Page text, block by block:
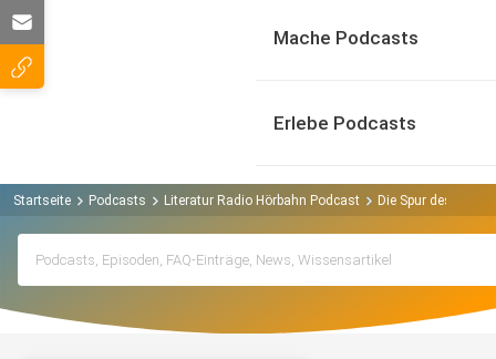
Mache Podcasts
Erlebe Podcasts
Startseite Podcasts Literatur Radio Hörbahn Podcast Die Spur des